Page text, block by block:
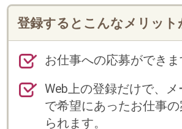
Web上の登録だけで、メールや電話
で希望にあったお仕事の案内が受け
られます。
続き、勤怠連絡等がWeb上でできま
※ STEP1をご登録いただくと、マイページのご利用
が可能になります。
※ 「しゅふJOBスタッフィング」「スマートキャリ
ア」のいずれかのサービスに登録済みの方は、お持